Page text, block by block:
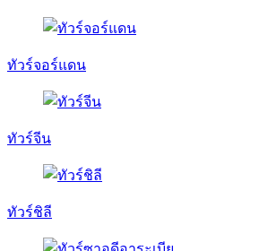
ทัวร์จอร์แดน
ทัวร์จีน
ทัวร์ชิลี